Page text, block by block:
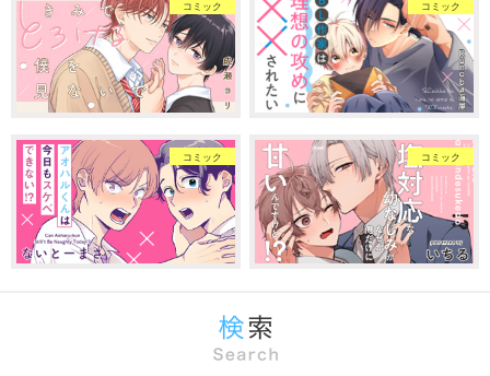
コミック コミック
コミック コミック